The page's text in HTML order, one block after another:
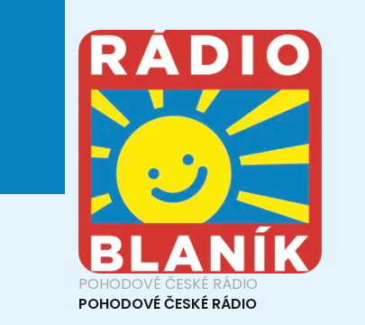
POHODOVÉ ČESKÉ RÁDIO
POHODOVÉ ČESKÉ RÁDIO